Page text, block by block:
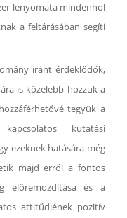
lenyomata mindenhol
a feltárásában segíti
iránt érdeklődők,
is közelebb hozzuk a
tegyük a
kutatási
ezeknek hatására még
majd erről a fontos
előremozdítása és a
attitűdjének pozitív